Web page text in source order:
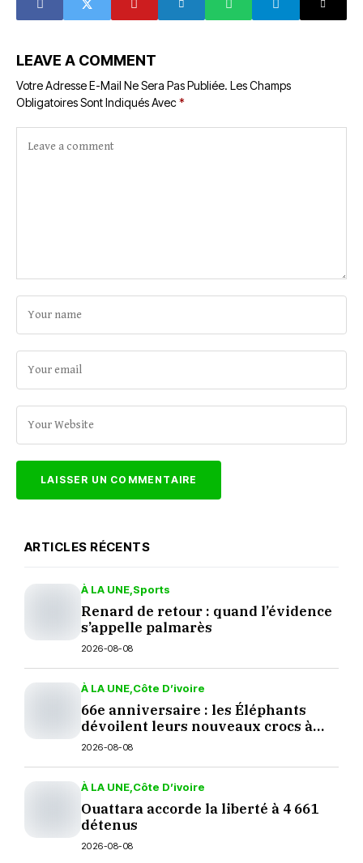
LEAVE A COMMENT
Votre Adresse E-Mail Ne Sera Pas Publiée. Les Champs
Obligatoires Sont Indiqués Avec*
ARTICLES RÉCENTS
À LA UNE Sports
Renard de retour : quand l’évidence
s’appelle palmarès
2026-08-08
À LA UNE Côte D’ivoire
66e anniversaire : les Éléphants
dévoilent leurs nouveaux crocs à
Yopougon
2026-08-08
À LA UNE Côte D’ivoire
Ouattara accorde la liberté à 4 661
détenus
2026-08-08